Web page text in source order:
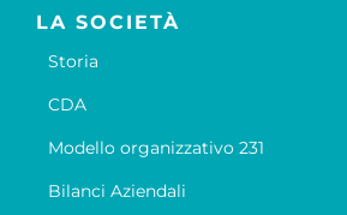
LA SOCIETÀ
Storia
CDA
Modello organizzativo 231
Bilanci Aziendali